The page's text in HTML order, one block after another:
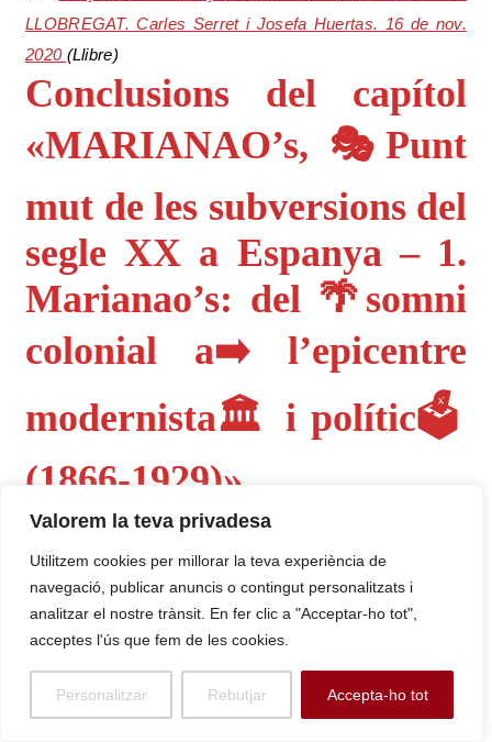
Valorem la teva privadesa
Utilitzem cookies per millorar la teva experiència de
navegació, publicar anuncis o contingut personalitzats i
analitzar el nostre trànsit. En fer clic a "Acceptar-ho tot",
acceptes l'ús que fem de les cookies.
Personalitzar Rebutjar Accepta-ho tot
LLOBREGAT. Carles Serret i Josefa Huertas. 16 de nov.
2020 (Llibre)
Conclusions del capítol
«MARIANAO’s, 🎭Punt
mut de les subversions del
segle XX a Espanya – 1.
Marianao’s: del 🌴somni
colonial a➡️ l’epicentre
modernista🏛️ i polític🗳️
(1866-1929)»
Aquest article sobre «El Final dels Samà a Sant Boi»
serveix com a culminació dels temes explorats en els
posts anteriors del capítol «MARIANAO’s, 🎭Punt mut de
les subversions del segle XX a Espanya – 1.
Marianao’s: del 🌴somni colonial a➡️ l’epicentre
despossessió i el declivi dels Samà és la prova tangible de